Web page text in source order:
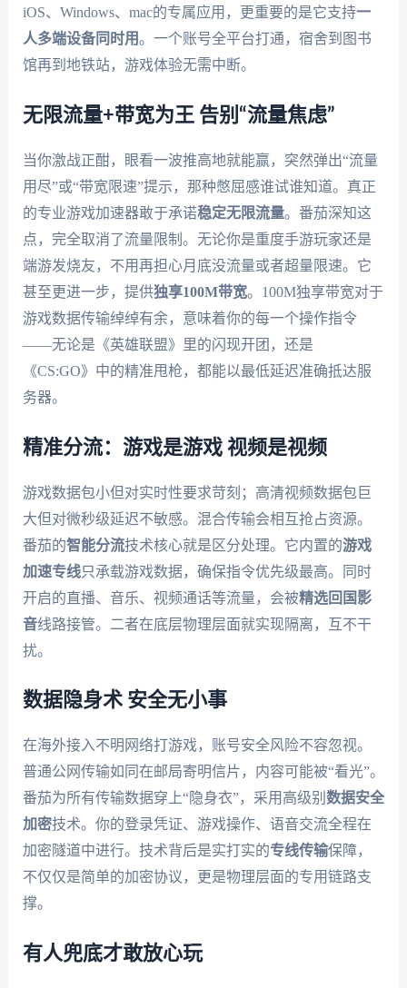
iOS、Windows、mac的专属应用，更重要的是它支持一
人多端设备同时用。一个账号全平台打通，宿舍到图书
馆再到地铁站，游戏体验无需中断。
无限流量+带宽为王 告别“流量焦虑”
当你激战正酣，眼看一波推高地就能赢，突然弹出“流量
用尽”或“带宽限速”提示，那种憋屈感谁试谁知道。真正
的专业游戏加速器敢于承诺稳定无限流量。番茄深知这
点，完全取消了流量限制。无论你是重度手游玩家还是
端游发烧友，不用再担心月底没流量或者超量限速。它
甚至更进一步，提供独享100M带宽。100M独享带宽对于
游戏数据传输绰绰有余，意味着你的每一个操作指令
——无论是《英雄联盟》里的闪现开团，还是
《CS:GO》中的精准甩枪，都能以最低延迟准确抵达服
务器。
精准分流：游戏是游戏 视频是视频
游戏数据包小但对实时性要求苛刻；高清视频数据包巨
大但对微秒级延迟不敏感。混合传输会相互抢占资源。
番茄的智能分流技术核心就是区分处理。它内置的游戏
加速专线只承载游戏数据，确保指令优先级最高。同时
开启的直播、音乐、视频通话等流量，会被精选回国影
音线路接管。二者在底层物理层面就实现隔离，互不干
扰。
数据隐身术 安全无小事
在海外接入不明网络打游戏，账号安全风险不容忽视。
普通公网传输如同在邮局寄明信片，内容可能被“看光”。
番茄为所有传输数据穿上“隐身衣”，采用高级别 数据安全
加密技术。你的登录凭证、游戏操作、语音交流全程在
加密隧道中进行。技术背后是实打实的专线传输保障，
不仅仅是简单的加密协议，更是物理层面的专用链路支
撑。
有人兜底才敢放心玩